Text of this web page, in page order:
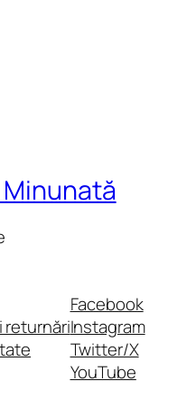
Minunată
returnări
Facebook
Instagram
Twitter/X
YouTube